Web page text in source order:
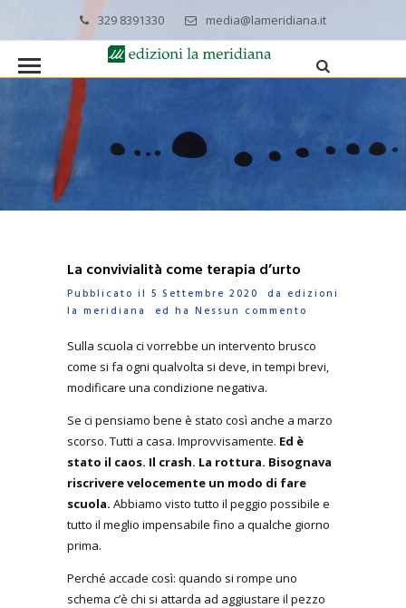
329 8391330 media@lameridiana.it
La convivialità come terapia d’urto
Pubblicato il 5 Settembre 2020 da edizioni
la meridiana
ed ha Nessun commento
Sulla scuola ci vorrebbe un intervento brusco
come si fa ogni qualvolta si deve, in tempi brevi,
modificare una condizione negativa.
Se ci pensiamo bene è stato così anche a marzo
scorso. Tutti a casa. Improvvisamente. Ed è
stato il caos. Il crash. La rottura. Bisognava
riscrivere velocemente un modo di fare
scuola. Abbiamo visto tutto il peggio possibile e
tutto il meglio impensabile fino a qualche giorno
prima.
Perché accade così: quando si rompe uno
schema c’è chi si attarda ad aggiustare il pezzo